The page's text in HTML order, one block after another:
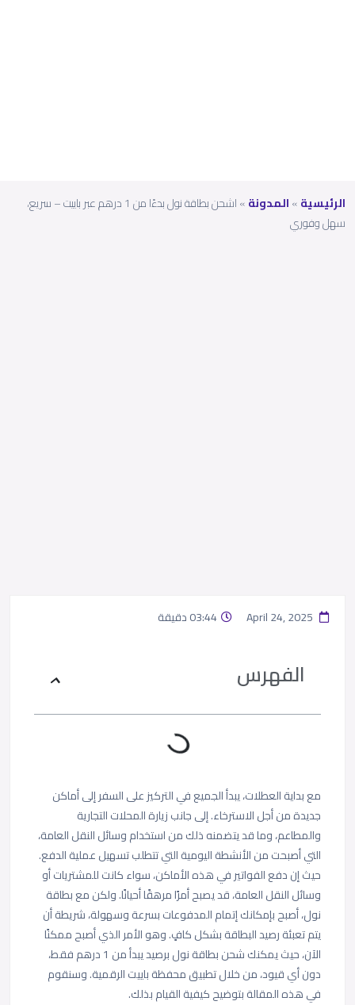
الرئيسية»المدونة»
اشحن بطاقة نول بدءًا من 1 درهم عبر باييت – سريع،
سهل وفوري
03:44 دقيقة
الفهرس
مع بداية العطلات، يبدأ الجميع في التركيز على السفر إلى أماكن
جديدة من أجل الاسترخاء. إلى جانب زيارة المحلات التجارية
والمطاعم، وما قد يتضمنه ذلك من استخدام وسائل النقل العامة،
التي أصبحت من الأنشطة اليومية التي تتطلب تسهيل عملية الدفع.
حيث إن دفع الفواتير في هذه الأماكن، سواء كانت للمشتريات أو
وسائل النقل العامة، قد يصبح أمرًا مرهقًا أحيانًا. ولكن مع بطاقة
نول، أصبح بإمكانك إتمام المدفوعات بسرعة وسهولة، شريطة أن
يتم تعبئة رصيد البطاقة بشكل كافٍ. وهو الأمر الذي أصبح ممكنًا
الآن، حيث يمكنك شحن بطاقة نول برصيد يبدأ من 1 درهم فقط،
دون أي قيود، من خلال تطبيق محفظة باييت الرقمية. وسنقوم
في هذه المقالة بتوضيح كيفية القيام بذلك.